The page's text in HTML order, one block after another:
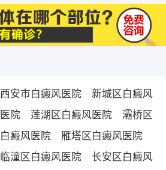
西安市白癜风医院
新城区白癜风
院 莲湖区白癜风医院
灞桥区
癜风医院
雁塔区白癜风医院
临潼区白癜风医院
长安区白癜风